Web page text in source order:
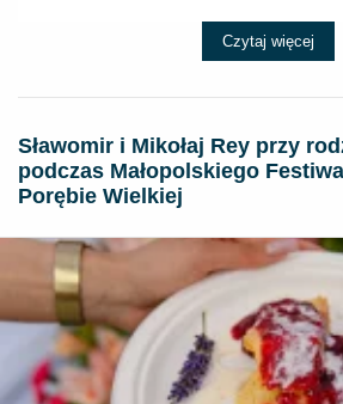
Czytaj więcej
Sławomir i Mikołaj Rey przy
podczas Małopolskiego
Porębie Wielkiej